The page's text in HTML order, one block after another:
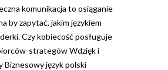
komunikacja to osiąganie
by zapytać, jakim językiem
Czy kobiecość posługuje
strategów Wdzięk i
Biznesowy język polski